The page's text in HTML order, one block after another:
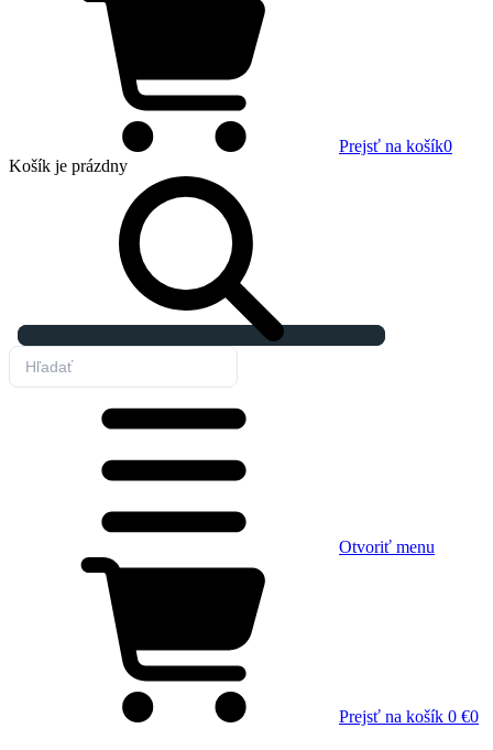
Prejsť na košík0
Košík je prázdny
Otvoriť menu
Prejsť na košík 0 €0